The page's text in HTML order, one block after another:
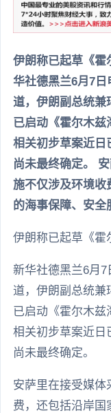
伊朗称已起草《霍
华社德黑兰6月7
道，伊朗副总统兼
已启动《霍尔木兹
相关初步草案近日
尚未最终确定。
施不仅涉及环境收
的海事保障、安全
伊朗称已起草《霍
新华社德黑兰6月
道，伊朗副总统兼
已启动《霍尔木兹
相关初步草案近日
尚未最终确定。
安萨里在接受媒体
费，还包括沿岸国